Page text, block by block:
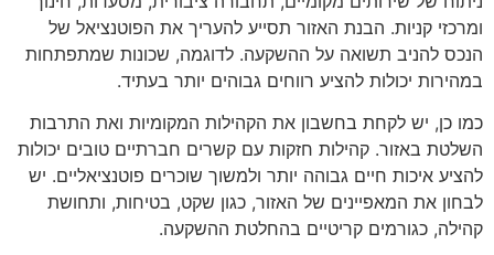
ומרכזי קניות. הבנת האזור תסייע להעריך את הפוטנציאל של
הנכס להניב תשואה על ההשקעה. לדוגמה, שכונות שמתפתחות
במהירות יכולות להציע רווחים גבוהים יותר בעתיד.
כמו כן, יש לקחת בחשבון את הקהילות המקומיות ואת התרבות
השלטת באזור. קהילות חזקות עם קשרים חברתיים טובים יכולות
להציע איכות חיים גבוהה יותר ולמשוך שוכרים פוטנציאליים. יש
לבחון את המאפיינים של האזור, כגון שקט, בטיחות, ותחושת
קהילה, כגורמים קריטיים בהחלטת ההשקעה.